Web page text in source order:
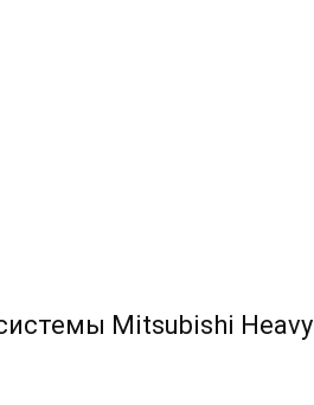
Mitsubishi Heavy